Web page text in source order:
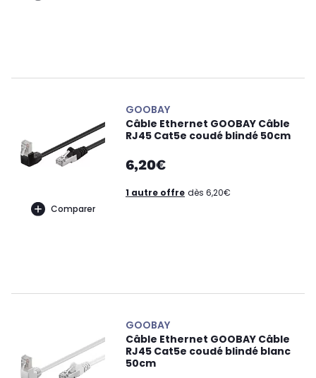
Comparer
GOOBAY
Câble Ethernet GOOBAY Câble
RJ45 Cat5e coudé blindé 50cm
6,20€
1 autre offre dès 6,20€
GOOBAY
Câble Ethernet GOOBAY Câble
RJ45 Cat5e coudé blindé blanc
50cm